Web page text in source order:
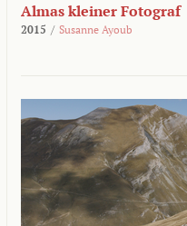
Almas kleiner Fotograf
2015 / Susanne Ayoub